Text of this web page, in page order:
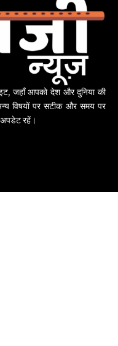
जहाँ आपको देश और दुनिया की
विषयों पर सटीक और समय पर
अपडेट रहें।